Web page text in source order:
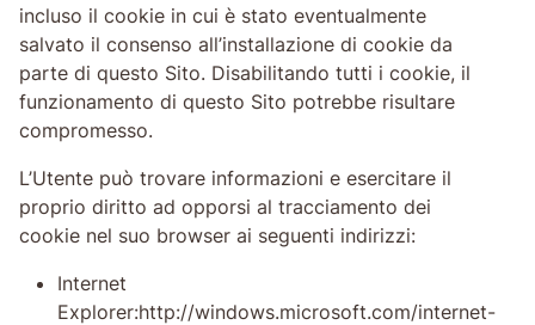
incluso il cookie in cui è stato eventualmente
salvato il consenso all’installazione di cookie da
parte di questo Sito. Disabilitando tutti i cookie, il
funzionamento di questo Sito potrebbe risultare
compromesso.
L’Utente può trovare informazioni e esercitare il
proprio diritto ad opporsi al tracciamento dei
cookie nel suo browser ai seguenti indirizzi:
Internet
Explorer:http://windows.microsoft.com/internet-